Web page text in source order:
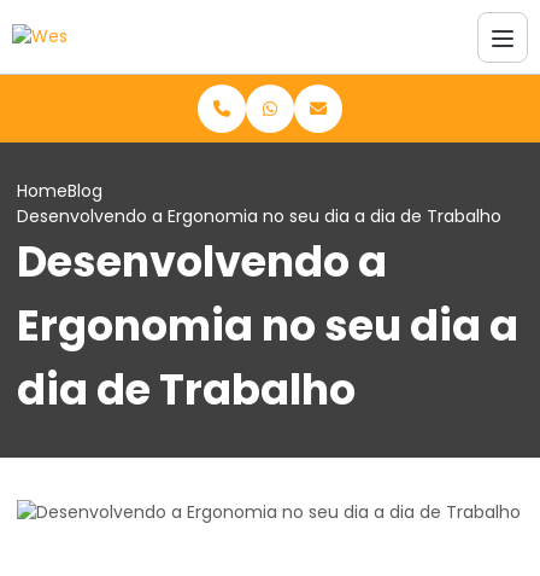
HomeBlog
Desenvolvendo a Ergonomia no seu dia a dia de Trabalho
Desenvolvendo a
Ergonomia no seu dia a
dia de Trabalho